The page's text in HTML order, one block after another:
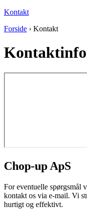
Kontakt
Forside › Kontakt
Chop-up ApS
For eventuelle spørgsmål
kontakt os via e-mail. Vi
hurtigt og effektivt.